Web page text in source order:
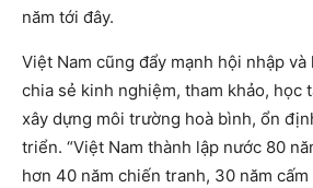
năm tới đây.
Việt Nam cũng đẩy mạnh hội nhập
chia sẻ kinh nghiệm, tham khảo, học
xây dựng môi trường hoà bình, ổn
triển. “Việt Nam thành lập nước 80
hơn 40 năm chiến tranh, 30 năm